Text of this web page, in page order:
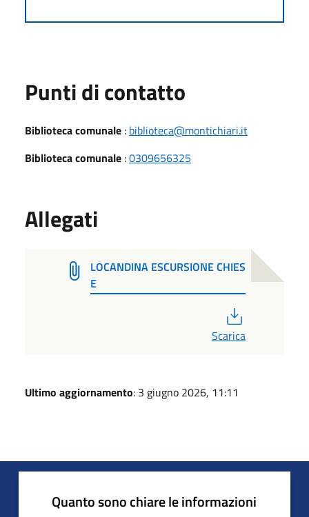
Punti di contatto
Biblioteca comunale : biblioteca@montichiari.it
Biblioteca comunale :0309656325
Allegati
LOCANDINA ESCURSIONE CHIES
E
Scarica
Ultimo aggiornamento: 3 giugno 2026, 11:11
Quanto sono chiare le informazioni